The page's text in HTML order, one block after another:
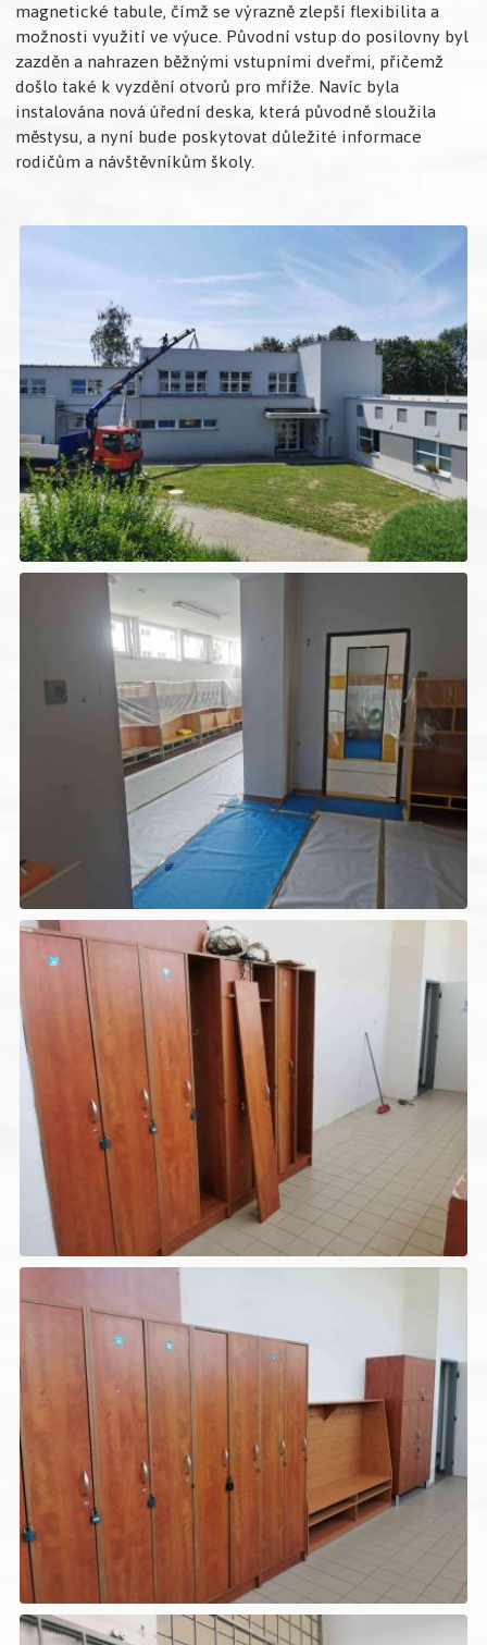
magnetické tabule, čímž se výrazně zlepší flexibilita a
možnosti využití ve výuce. Původní vstup do posilovny byl
zazděn a nahrazen běžnými vstupními dveřmi, přičemž
došlo také k vyzdění otvorů pro mříže. Navíc byla
instalována nová úřední deska, která původně sloužila
městysu, a nyní bude poskytovat důležité informace
rodičům a návštěvníkům školy.